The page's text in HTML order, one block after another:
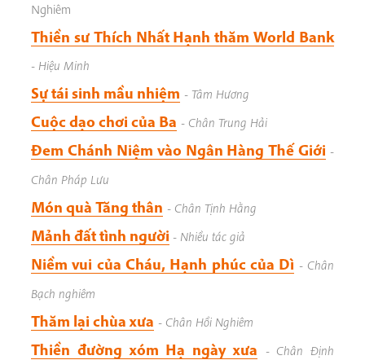
Nghiêm
Thiền sư Thích Nhất Hạnh thăm World Bank
- Hiệu Minh
Sự tái sinh mầu nhiệm - Tâm Hương
Cuộc dạo chơi của Ba - Chân Trung Hải
Đem Chánh Niệm vào Ngân Hàng Thế Giới -
Chân Pháp Lưu
Món quà Tăng thân - Chân Tịnh Hằng
Mảnh đất tình người - Nhiều tác giả
Niềm vui của Cháu, Hạnh phúc của Dì - Chân
Bạch nghiêm
Thăm lại chùa xưa - Chân Hồi Nghiêm
Thiền đường xóm Hạ ngày xưa -Chân Định